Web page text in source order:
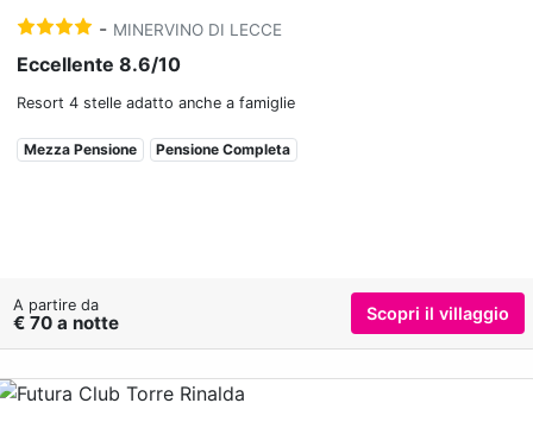
- MINERVINO DI LECCE
Eccellente 8.6/10
Resort 4 stelle adatto anche a famiglie
Mezza Pensione Pensione Completa
A partire da
€ 70 a notte Scopri il villaggio